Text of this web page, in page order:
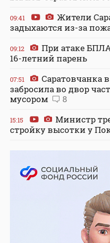
09:41
Жители
задыхаются из-за
09:12
При атаке
16-летний парень
07:51
Саратовчанка
забросила во двор
мусором
8
15:15
Министр
стройку высотки у